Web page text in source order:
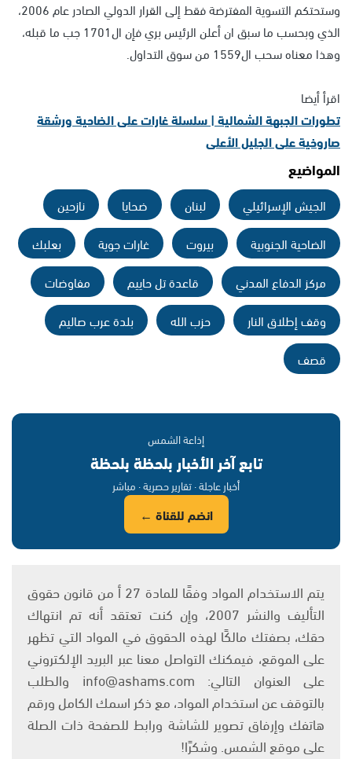
وستحتكم التسوية المفترضة فقط إلى القرار الدولي الصادر عام 2006،
الذي وبحسب ما سبق ان أعلن الرئيس بري فإن ال1701 جب ما قبله،
وهذا معناه سحب ال1559 من سوق التداول.
اقرأ أيضا
تطورات الجبهة الشمالية | سلسلة غارات على الضاحية ورشقة
صاروخية على الجليل الأعلى
المواضيع
الجيش الإسرائيلي لبنان ضحايا
نازحين
الضاحية الجنوبية
بيروت غارات جوية
بعلبك
مركز الدفاع المدني
قاعدة تل حاييم
مفاوضات
وقف إطلاق النار
حزب الله
بلدة عرب صاليم
قصف
إذاعة الشمس
تابع آخر الأخبار بلحظة بلحظة
أخبار عاجلة · تقارير حصرية · مباشر
انضم للقناة ←
يتم الاستخدام المواد وفقًا للمادة 27 أ من قانون حقوق
التأليف والنشر 2007، وإن كنت تعتقد أنه تم انتهاك
حقك، بصفتك مالكًا لهذه الحقوق في المواد التي تظهر
على الموقع، فيمكنك التواصل معنا عبر البريد الإلكتروني
على العنوان التالي: info@ashams.com والطلب
بالتوقف عن استخدام المواد، مع ذكر اسمك الكامل ورقم
هاتفك وإرفاق تصوير للشاشة ورابط للصفحة ذات الصلة
على موقع الشمس. وشكرًا!